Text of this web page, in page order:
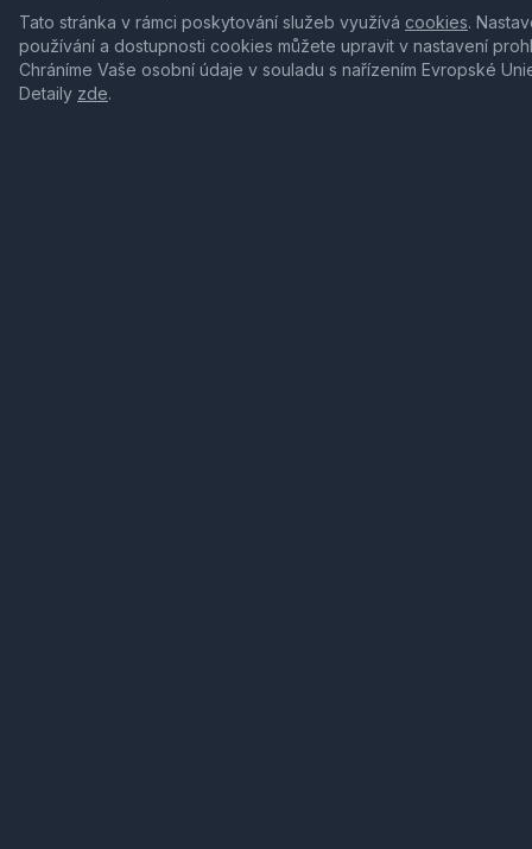
Tato stránka v rámci poskytování služeb využívá cookies.
používání a dostupnosti cookies můžete upravit v nastavení
Chráníme Vaše osobní údaje v souladu s nařízením Evropské
Detaily zde.